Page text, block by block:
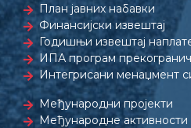
План јавних набавки
Финансијски извештај
Годишњи извештај
ИПА програм
Интегрисани менаџмент
Међународни пројекти
Међународне активности